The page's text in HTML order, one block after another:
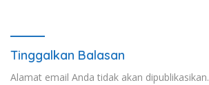
Tinggalkan Balasan
Alamat email Anda tidak akan dipublikasikan.